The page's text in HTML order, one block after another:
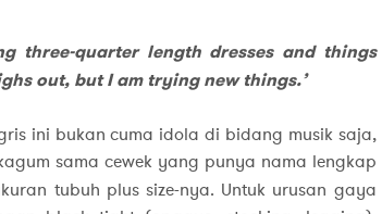
three-quarter length dresses and things
out, but I am trying new things.’
ini bukan cuma idola di bidang musik saja,
sama cewek yang punya nama lengkap
tubuh plus size-nya. Untuk urusan gaya